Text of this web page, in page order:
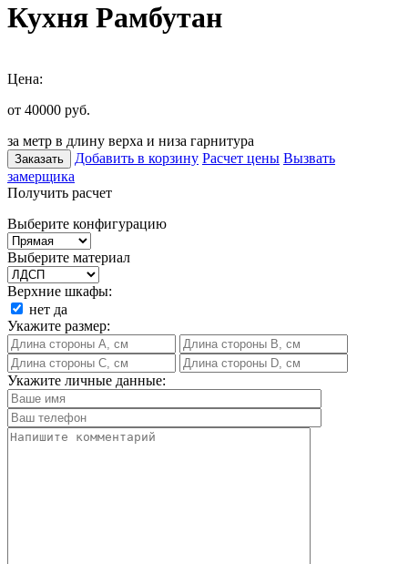
Кухня Рамбутан
Цена:
от 40000 руб.
за метр в длину верха и низа гарнитура
Заказать Добавить в корзину Расчет цены Вызвать
замерщика
Получить расчет
Выберите конфигурацию
Выберите материал
Верхние шкафы:
нет да
Укажите размер:
Укажите личные данные: